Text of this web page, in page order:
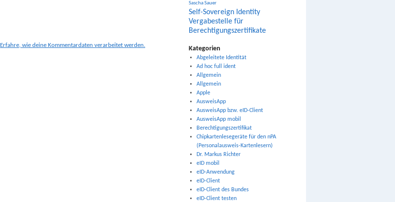
Erfahre, wie deine Kommentardaten verarbeitet werden.
Sascha Sauer
Self-Sovereign Identity
Vergabestelle für
Berechtigungszertifikate
Kategorien
Abgeleitete Identität
Ad hoc full ident
Allgemein
Allgemein
Apple
AusweisApp
AusweisApp bzw. eID-Client
AusweisApp mobil
Berechtigungszertifikat
Chipkartenlesegeräte für den nPA
(Personalausweis-Kartenlesern)
Dr. Markus Richter
eID mobil
eID-Anwendung
eID-Client
eID-Client des Bundes
eID-Client testen